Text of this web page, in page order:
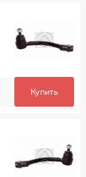
Купить